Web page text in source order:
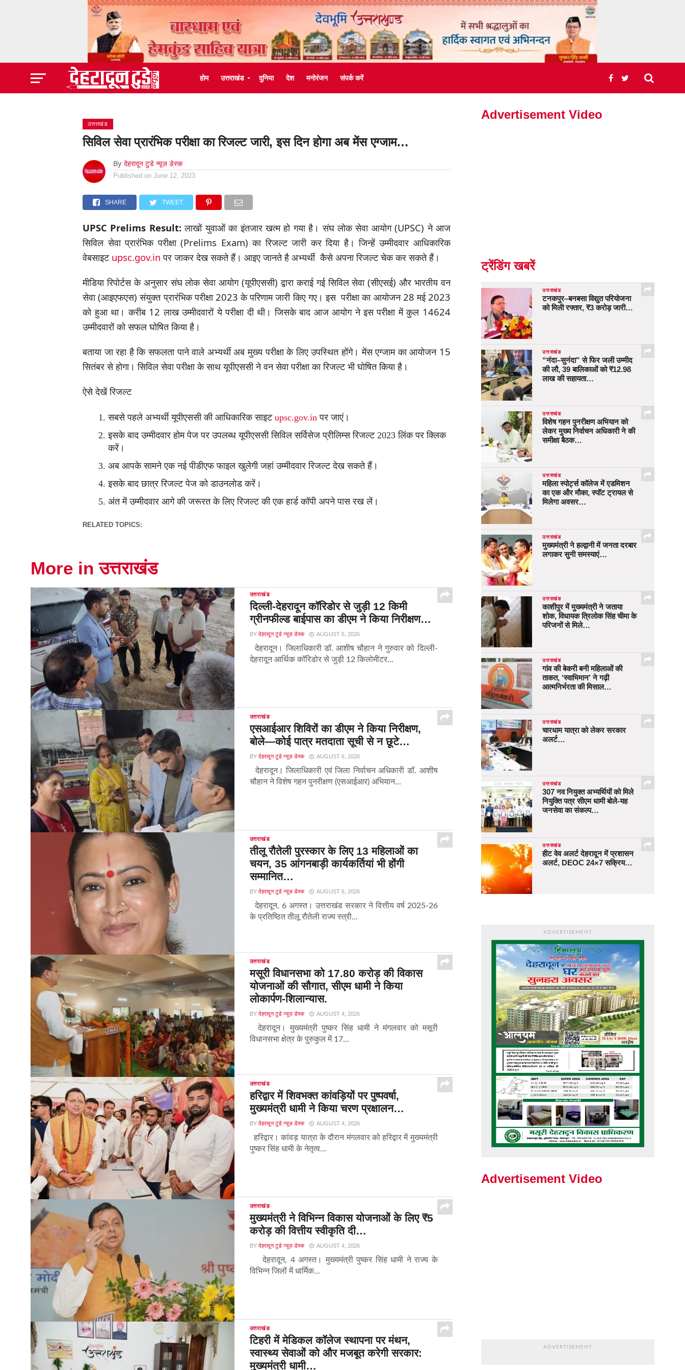
होम उत्तराखंड दुनिया देश मनोरंजन संपर्क करें
उत्तराखंड
सिविल सेवा प्रारंभिक परीक्षा का रिजल्ट जारी, इस दिन होगा अब मेंस एग्जाम…
By देहरादून टुडे न्यूज़ डेस्क
Published on June 12, 2023
SHARE TWEET
UPSC Prelims Result:लाखों युवाओं का इंतजार खत्म हो गया है। संघ लोक सेवा आयोग (UPSC) ने आज
सिविल सेवा प्रारंभिक परीक्षा (Prelims Exam) का रिजल्ट जारी कर दिया है। जिन्हें उम्मीदवार आधिकारिक
वेबसाइट upsc.gov.in पर जाकर देख सकते हैं। आइए जानते है अभ्यर्थी कैसे अपना रिजल्ट चेक कर सकते हैं।
मीडिया रिपोर्टस के अनुसार संघ लोक सेवा आयोग (यूपीएससी) द्वारा कराई गई सिविल सेवा (सीएसई) और भारतीय वन
सेवा (आइएफएस) संयुक्त प्रारंभिक परीक्षा 2023 के परिणाम जारी किए गए। इस परीक्षा का आयोजन 28 मई 2023
को हुआ था। करीब 12 लाख उम्मीदवारों ये परीक्षा दी थी। जिसके बाद आज आयोग ने इस परीक्षा में कुल 14624
उम्मीदवारों को सफल घोषित किया है।
बताया जा रहा है कि सफलता पाने वाले अभ्यर्थी अब मुख्य परीक्षा के लिए उपस्थित होंगे। मेंस एग्जाम का आयोजन 15
सितंबर से होगा। सिविल सेवा परीक्षा के साथ यूपीएससी ने वन सेवा परीक्षा का रिजल्ट भी घोषित किया है।
ऐसे देखें रिजल्ट
सबसे पहले अभ्यर्थी यूपीएससी की आधिकारिक साइटupsc.gov.in पर जाएं।
इसके बाद उम्मीदवार होम पेज पर उपलब्ध यूपीएससी सिविल सर्विसेज प्रीलिम्स रिजल्ट 2023 लिंक पर क्लिक
करें।
अब आपके सामने एक नई पीडीएफ फाइल खुलेगी जहां उम्मीदवार रिजल्ट देख सकते हैं।
इसके बाद छात्र रिजल्ट पेज को डाउनलोड करें।
अंत में उम्मीदवार आगे की जरूरत के लिए रिजल्ट की एक हार्ड कॉपी अपने पास रख लें।
RELATED TOPICS:
More in उत्तराखंड
उत्तराखंड
दिल्ली-देहरादून कॉरिडोर से जुड़ी 12 किमी
ग्रीनफील्ड बाईपास का डीएम ने किया निरीक्षण…
BY देहरादून टुडे न्यूज़ डेस्क AUGUST 6, 2026
देहरादून। जिलाधिकारी डॉ. आशीष चौहान ने गुरुवार को दिल्ली-
देहरादून आर्थिक कॉरिडोर से जुड़ी 12 किलोमीटर...
उत्तराखंड
एसआईआर शिविरों का डीएम ने किया निरीक्षण,
बोले—कोई पात्र मतदाता सूची से न छूटे…
BY देहरादून टुडे न्यूज़ डेस्क AUGUST 6, 2026
देहरादून। जिलाधिकारी एवं जिला निर्वाचन अधिकारी डॉ. आशीष
चौहान ने विशेष गहन पुनरीक्षण (एसआईआर) अभियान...
उत्तराखंड
तीलू रौतेली पुरस्कार के लिए 13 महिलाओं का
चयन, 35 आंगनबाड़ी कार्यकर्तियां भी होंगी
सम्मानित…
BY देहरादून टुडे न्यूज़ डेस्क AUGUST 6, 2026
देहरादून, 6 अगस्त। उत्तराखंड सरकार ने वित्तीय वर्ष 2025-26
के प्रतिष्ठित तीलू रौतेली राज्य स्त्री...
उत्तराखंड
मसूरी विधानसभा को 17.80 करोड़ की विकास
योजनाओं की सौगात, सीएम धामी ने किया
लोकार्पण-शिलान्यास.
BY देहरादून टुडे न्यूज़ डेस्क AUGUST 4, 2026
देहरादून। मुख्यमंत्री पुष्कर सिंह धामी ने मंगलवार को मसूरी
विधानसभा क्षेत्र के पुरुकुल में 17...
उत्तराखंड
हरिद्वार में शिवभक्त कांवड़ियों पर पुष्पवर्षा,
मुख्यमंत्री धामी ने किया चरण प्रक्षालन…
BY देहरादून टुडे न्यूज़ डेस्क AUGUST 4, 2026
हरिद्वार। कांवड़ यात्रा के दौरान मंगलवार को हरिद्वार में मुख्यमंत्री
पुष्कर सिंह धामी के नेतृत्व...
उत्तराखंड
मुख्यमंत्री ने विभिन्न विकास योजनाओं के लिए ₹5
करोड़ की वित्तीय स्वीकृति दी…
BY देहरादून टुडे न्यूज़ डेस्क AUGUST 4, 2026
देहरादून, 4 अगस्त। मुख्यमंत्री पुष्कर सिंह धामी ने राज्य के
विभिन्न जिलों में धार्मिक...
उत्तराखंड
टिहरी में मेडिकल कॉलेज स्थापना पर मंथन,
स्वास्थ्य सेवाओं को और मजबूत करेगी सरकार:
मुख्यमंत्री धामी…
Advertisement Video
ट्रेंडिंग खबरें
उत्तराखंड
टनकपुर–बनबसा विद्युत परियोजना
को मिली रफ्तार, ₹3 करोड़ जारी…
उत्तराखंड
“नंदा–सुनंदा” से फिर जली उम्मीद
की लौ, 39 बालिकाओं को ₹12.98
लाख की सहायता…
उत्तराखंड
विशेष गहन पुनरीक्षण अभियान को
लेकर मुख्य निर्वाचन अधिकारी ने की
समीक्षा बैठक…
उत्तराखंड
महिला स्पोर्ट्स कॉलेज में एडमिशन
का एक और मौका, स्पॉट ट्रायल से
मिलेगा अवसर…
उत्तराखंड
मुख्यमंत्री ने हल्द्वानी में जनता दरबार
लगाकर सुनी समस्याएं…
उत्तराखंड
काशीपुर में मुख्यमंत्री ने जताया
शोक, विधायक त्रिलोक सिंह चीमा के
परिजनों से मिले…
उत्तराखंड
गांव की बेकरी बनी महिलाओं की
ताकत, ‘स्वाभिमान’ ने गढ़ी
आत्मनिर्भरता की मिसाल…
उत्तराखंड
चारधाम यात्रा को लेकर सरकार
अलर्ट…
उत्तराखंड
307 नव नियुक्त अभ्यर्थियों को मिले
नियुक्ति पत्र सीएम धामी बोले-यह
जनसेवा का संकल्प…
उत्तराखंड
हीट वेव अलर्ट देहरादून में प्रशासन
अलर्ट, DEOC 24×7 सक्रिय…
ADVERTISEMENT
Advertisement Video
ADVERTISEMENT